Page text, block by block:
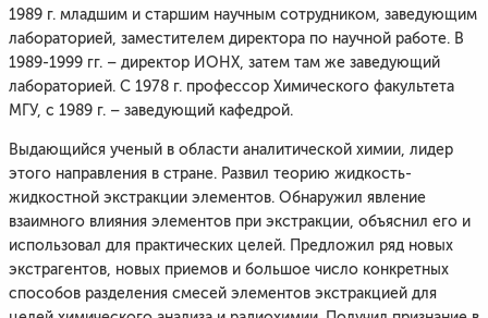
1989 г. младшим и старшим научным сотрудником, заведующим
лабораторией, заместителем директора по научной работе. В
1989-1999 гг. – директор ИОНХ, затем там же заведующий
лабораторией. С 1978 г. профессор Химического факультета
МГУ, с 1989 г. – заведующий кафедрой.
Выдающийся ученый в области аналитической химии, лидер
этого направления в стране. Развил теорию жидкость-
жидкостной экстракции элементов. Обнаружил явление
взаимного влияния элементов при экстракции, объяснил его и
использовал для практических целей. Предложил ряд новых
экстрагентов, новых приемов и большое число конкретных
способов разделения смесей элементов экстракцией для